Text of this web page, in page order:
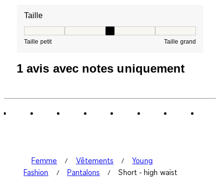
Taille
Taille petit Taille grand
1 avis avec notes uniquement
Femme Vêtements
Young
Fashion
Pantalons Short - high waist